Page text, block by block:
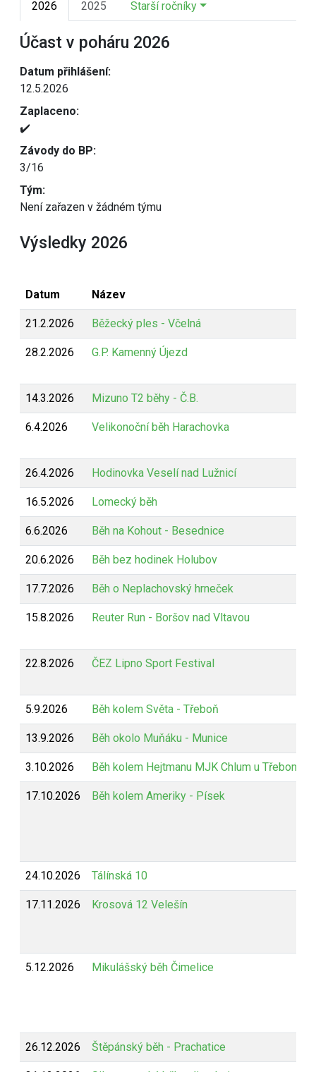
2026 2025 Starší ročníky
Účast v poháru 2026
Datum přihlášení:
12.5.2026
Zaplaceno:
✔️
Závody do BP:
3/16
Tým:
Není zařazen v žádném týmu
Výsledky 2026
Datum Název
21.2.2026 Běžecký ples - Včelná
28.2.2026 G.P. Kamenný Újezd
14.3.2026 Mizuno T2 běhy - Č.B.
6.4.2026 Velikonoční běh Harachovka
26.4.2026 Hodinovka Veselí nad Lužnicí
16.5.2026 Lomecký běh
6.6.2026 Běh na Kohout - Besednice
20.6.2026 Běh bez hodinek Holubov
17.7.2026 Běh o Neplachovský hrneček
15.8.2026 Reuter Run - Boršov nad Vltavou
22.8.2026 ČEZ Lipno Sport Festival
5.9.2026 Běh kolem Světa - Třeboň
13.9.2026 Běh okolo Muňáku - Munice
3.10.2026 Běh kolem Hejtmanu MJK Chlum u Třeboně
17.10.2026 Běh kolem Ameriky - Písek
24.10.2026 Tálínská 10
17.11.2026 Krosová 12 Velešín
5.12.2026 Mikulášský běh Čimelice
26.12.2026 Štěpánský běh - Prachatice